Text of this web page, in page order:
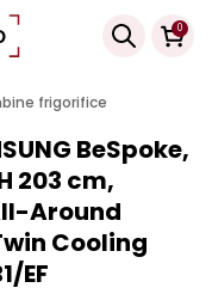
0
Products
search
frigorifice
BeSpoke,
203 cm,
Around
Cooling
EF